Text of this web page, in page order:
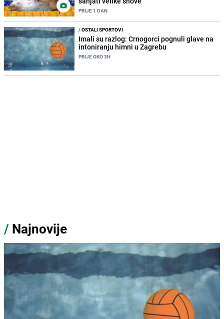
PRIJE 1 DAN
/OSTALI SPORTOVI
Imali su razlog: Crnogorci pognuli glave na
intoniranju himni u Zagrebu
PRIJE OKO 3H
/ Najnovije